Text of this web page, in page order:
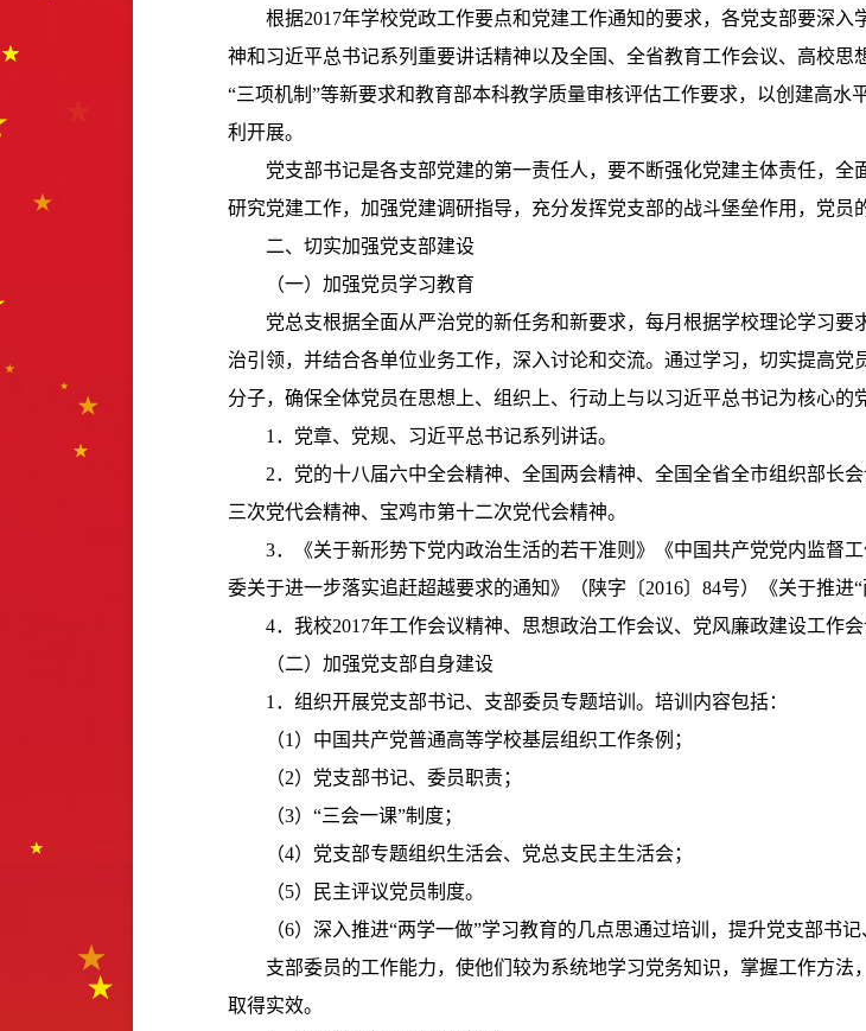
根据2017年学校党政工作要点和党建工作通知的要求，各党支部要深
神和习近平总书记系列重要讲话精神以及全国、全省教育工作会议、高校思
“三项机制”等新要求和教育部本科教学质量审核评估工作要求，以创建高
利开展。
党支部书记是各支部党建的第一责任人，要不断强化党建主体责任，
研究党建工作，加强党建调研指导，充分发挥党支部的战斗堡垒作用，党员
二、切实加强党支部建设
（一）加强党员学习教育
党总支根据全面从严治党的新任务和新要求，每月根据学校理论学习
治引领，并结合各单位业务工作，深入讨论和交流。通过学习，切实提高
分子，确保全体党员在思想上、组织上、行动上与以习近平总书记为核心的
1 ．党章、党规、习近平总书记系列讲话。
2．党的十八届六中全会精神、全国两会精神、全国全省全市组织部长
三次党代会精神、宝鸡市第十二次党代会精神。
3．《关于新形势下党内政治生活的若干准则》《中国共产党党内监督
委关于进一步落实追赶超越要求的通知》（陕字〔2016〕 84号）《关于推进“
4．我校2017年工作会议精神、思想政治工作会议、党风廉政建设工作会
（二）加强党支部自身建设
1 ．组织开展党支部书记、支部委员专题培训。培训内容包括：
（1 ）中国共产党普通高等学校基层组织工作条例；
（2）党支部书记、委员职责；
（3）“三会一课”制度；
（4）党支部专题组织生活会、党总支民主生活会；
（5）民主评议党员制度。
（6）深入推进“两学一做”学习教育的几点思通过培训，提升党支部书记
支部委员的工作能力，使他们较为系统地学习党务知识，掌握工作方法
取得实效。